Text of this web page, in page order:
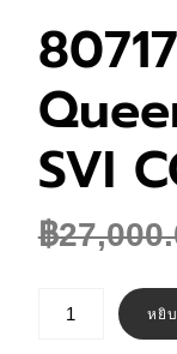
SVI
฿
807175P
หยิ